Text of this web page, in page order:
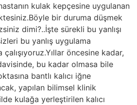
kulak kepçesine uygulanan
bir duruma düşmek
dimi?..İşte sürekli bu yanlışı
bu yanlış uygulama
öncesine kadar,
bu kadar olmasa bile
bantlı kalıcı iğne
yapılan bilimsel klinik
kulağa yerleştirilen kalıcı